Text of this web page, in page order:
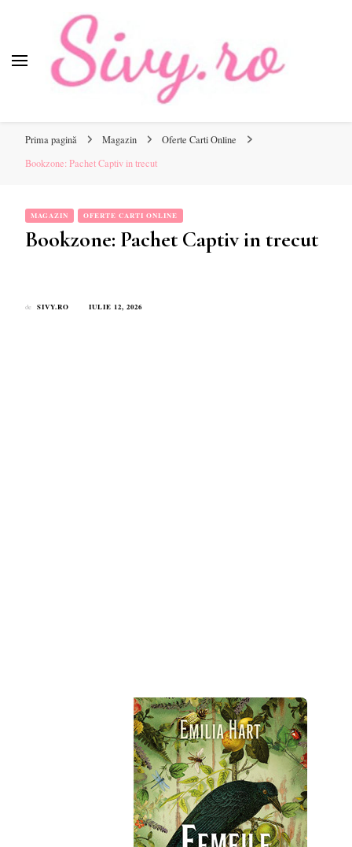
online pentru tine.
Prima pagină Magazin
Oferte Carti Online
Bookzone: Pachet Captiv in trecut
MAGAZIN OFERTE CARTI ONLINE
Bookzone: Pachet Captiv in trecut
de SIVY.RO IULIE 12, 2026